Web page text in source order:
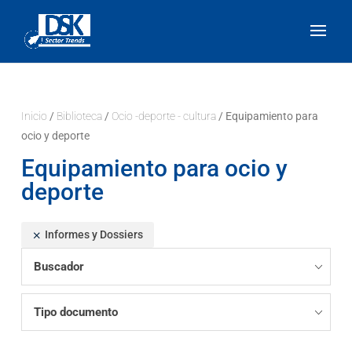
Inicio / Biblioteca/ Ocio -deporte - cultura/ Equipamiento para
ocio y deporte
Equipamiento para ocio y
deporte
Informes y Dossiers
Buscador
Tipo documento